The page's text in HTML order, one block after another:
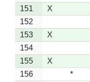
151
X
152
153
X
154
155
X
156
*